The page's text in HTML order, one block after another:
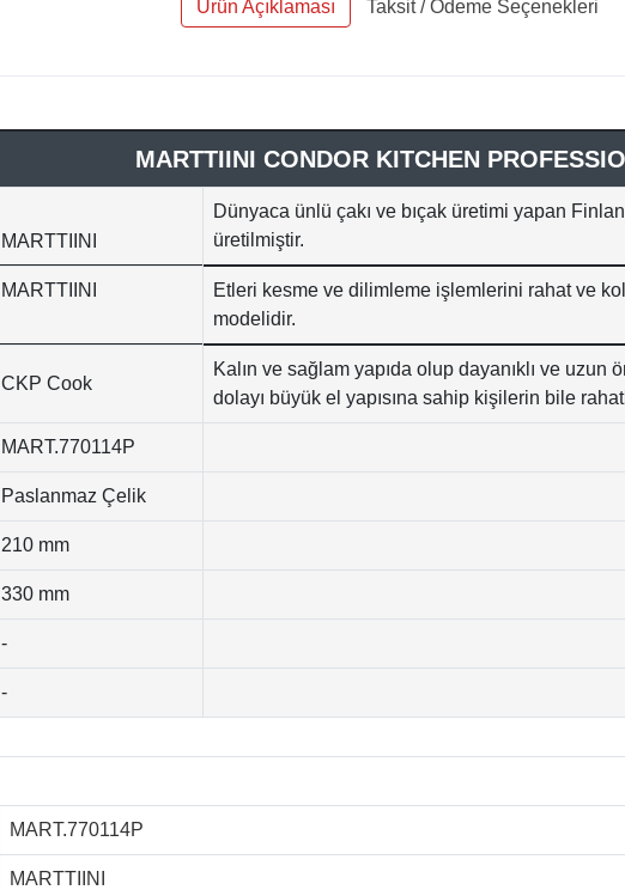
Ürün Açıklaması Taksit / Ödeme Seçenekleri
MARTTIINI CONDOR KITCHEN
MARTTIINI
Dünyaca ünlü çakı ve bıçak üretimi yapan
üretilmiştir.
MARTTIINI
Etleri kesme ve dilimleme işlemlerini rahat ve
modelidir.
CKP Cook
Kalın ve sağlam yapıda olup dayanıklı ve uzun
dolayı büyük el yapısına sahip kişilerin bile
MART.770114P
Paslanmaz Çelik
210 mm
330 mm
-
-
MART.770114P
MARTTIINI